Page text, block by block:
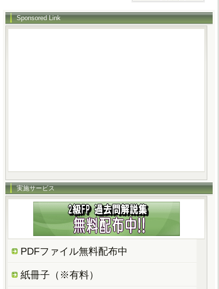
Sponsored Link
実施サービス
PDFファイル無料配布中
紙冊子（※有料）